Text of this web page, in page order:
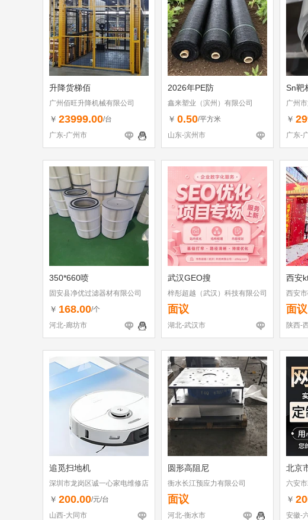
升降货梯佰
广州佰旺升降机械有限公司
￥ 23999.00/台
广东-广州市
2026年PE防
鑫来塑业（滨州）有限公司
￥ 0.50/平方米
山东-滨州市
Sn靶
广州
￥
广东-
350*660喷
固安县净优过滤器材有限公司
￥ 168.00/个
河北-廊坊市
武汉GEO搜
梓彤超越（武汉）科技有限公司
面议
湖北-武汉市
西安
西安
面议
陕西-
追觅扫地机
深圳市龙岗区诚一心家电维修店
（个体工商户）
￥ 200.00/元/台
山西-大同市
圆形高阻尼
衡水长江预应力有限公司
面议
河北-衡水市
北京
六安
￥
安徽-